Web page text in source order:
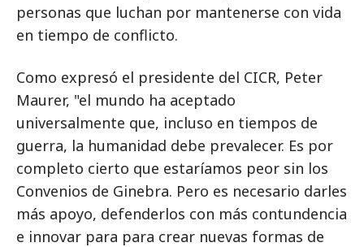
personas que luchan por mantenerse con vida
en tiempo de conflicto.
Como expresó el presidente del CICR, Peter
Maurer, "el mundo ha aceptado
universalmente que, incluso en tiempos de
guerra, la humanidad debe prevalecer. Es por
completo cierto que estaríamos peor sin los
Convenios de Ginebra. Pero es necesario darles
más apoyo, defenderlos con más contundencia
e innovar para para crear nuevas formas de